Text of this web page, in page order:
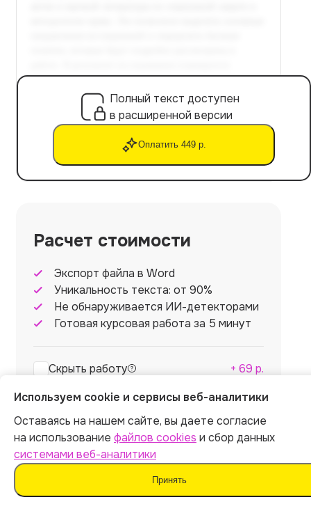
Полный текст доступен
в расширенной версии
Оплатить 449 р.
Расчет стоимости
Экспорт файла в Word
Уникальность текста: от 90%
Не обнаруживается ИИ-детекторами
Готовая курсовая работа за 5 минут
Скрыть работу + 69 р.
Итог:449р.
Используем cookie и сервисы веб-аналитики
Оставаясь на нашем сайте, вы даете согласие
на использование файлов cookies и сбор данных
системами веб-аналитики
Принять